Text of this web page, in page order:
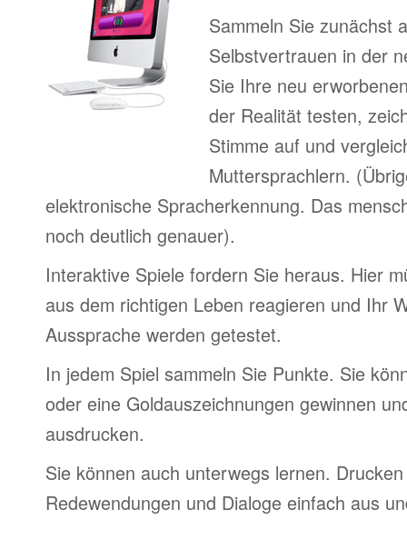
Sammeln Sie zunächst
Selbstvertrauen in der
Sie Ihre neu
der Realität testen,
Stimme auf und
Muttersprachlern.
elektronische Spracherkennung. Das
noch deutlich genauer).
Interaktive Spiele fordern Sie heraus. Hier
aus dem richtigen Leben reagieren und Ihr
Aussprache werden getestet.
In jedem Spiel sammeln Sie Punkte. Sie
oder eine Goldauszeichnungen gewinnen
ausdrucken.
Sie können auch unterwegs lernen.
Redewendungen und Dialoge einfach aus